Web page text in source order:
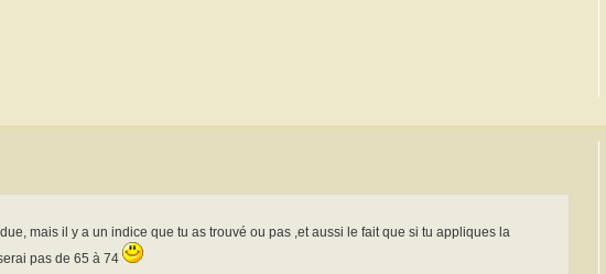
mais il y a un indice que tu as trouvé ou pas ,et aussi le fait que si tu appliques la
pas de 65 à 74